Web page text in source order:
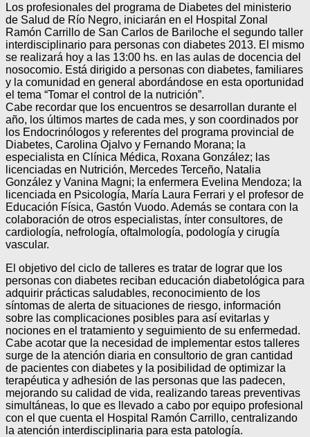
Los profesionales del programa de Diabetes del ministerio
de Salud de Río Negro, iniciarán en el Hospital Zonal
Ramón Carrillo de San Carlos de Bariloche el segundo taller
interdisciplinario para personas con diabetes 2013. El mismo
se realizará hoy a las 13:00 hs. en las aulas de docencia del
nosocomio. Está dirigido a personas con diabetes, familiares
y la comunidad en general abordándose en esta oportunidad
el tema “Tomar el control de la nutrición”.
Cabe recordar que los encuentros se desarrollan durante el
año, los últimos martes de cada mes, y son coordinados por
los Endocrinólogos y referentes del programa provincial de
Diabetes, Carolina Ojalvo y Fernando Morana; la
especialista en Clínica Médica, Roxana González; las
licenciadas en Nutrición, Mercedes Terceño, Natalia
González y Vanina Magni; la enfermera Evelina Mendoza; la
licenciada en Psicología, María Laura Ferrari y el profesor de
Educación Física, Gastón Vuodo. Además se contara con la
colaboración de otros especialistas, ínter consultores, de
cardiología, nefrología, oftalmología, podología y cirugía
vascular.
El objetivo del ciclo de talleres es tratar de lograr que los
personas con diabetes reciban educación diabetológica para
adquirir prácticas saludables, reconocimiento de los
síntomas de alerta de situaciones de riesgo, información
sobre las complicaciones posibles para así evitarlas y
nociones en el tratamiento y seguimiento de su enfermedad.
Cabe acotar que la necesidad de implementar estos talleres
surge de la atención diaria en consultorio de gran cantidad
de pacientes con diabetes y la posibilidad de optimizar la
terapéutica y adhesión de las personas que las padecen,
mejorando su calidad de vida, realizando tareas preventivas
simultáneas, lo que es llevado a cabo por equipo profesional
con el que cuenta el Hospital Ramón Carrillo, centralizando
la atención interdisciplinaria para esta patología.